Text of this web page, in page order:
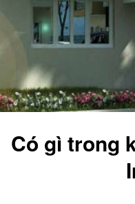
Có gì trong